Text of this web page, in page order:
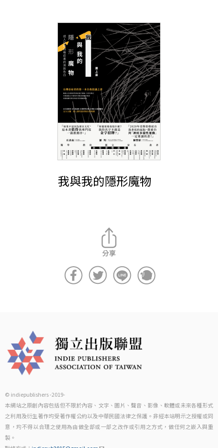
我與我的隱形魔物
© indiepublishers -2019-
本網站之原創內容包括但不限於內容、文字、圖片、聲音、影像、軟體或未來各種形式
之利用及衍生著作均受著作權公約以及中華民國法律之保護。非經本站明示之授權或同
意，均不得以合理之使用為由做全部或一部之改作或引用之方式，做任何之嵌入與重
製。